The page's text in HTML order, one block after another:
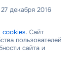
декабря 2016
cookies. Сайт
пользователей
сайта и